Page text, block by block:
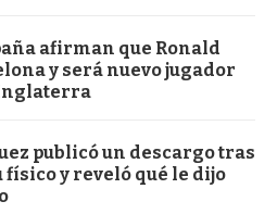
afirman que Ronald
y será nuevo jugador
publicó un descargo tras
y reveló qué le dijo